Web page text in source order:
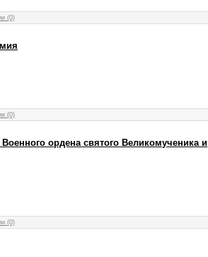
(0)
(0)
ордена святого Великомученика и
(0)